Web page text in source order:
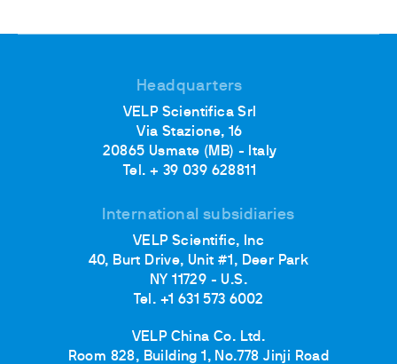
Headquarters
VELP Scientifica Srl
Via Stazione, 16
20865 Usmate (MB) - Italy
Tel. + 39 039 628811
International subsidiaries
VELP Scientific, Inc
40, Burt Drive, Unit #1, Deer Park
NY 11729 - U.S.
Tel. +1 631 573 6002
VELP China Co. Ltd.
Room 828, Building 1, No.778 Jinji Road